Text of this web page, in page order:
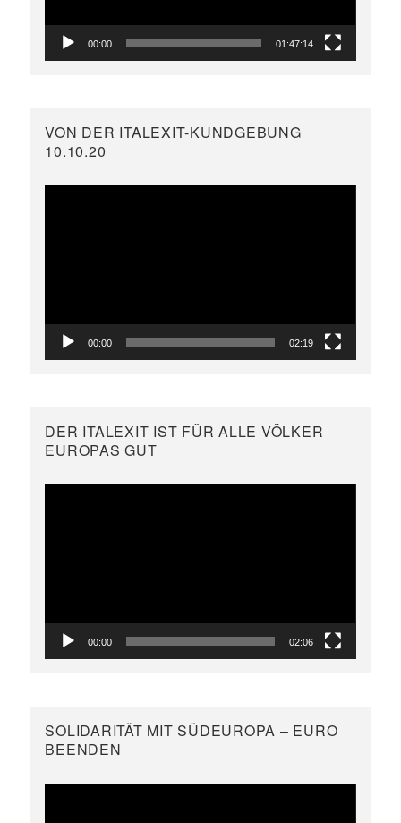
00:00 01:47:14
VON DER ITALEXIT-KUNDGEBUNG
10.10.20
00:00 02:19
DER ITALEXIT IST FÜR ALLE VÖLKER
EUROPAS GUT
00:00 02:06
SOLIDARITÄT MIT SÜDEUROPA – EURO
BEENDEN